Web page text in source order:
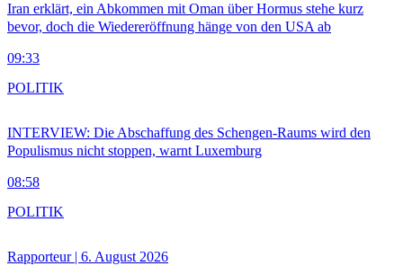
Iran erklärt, ein Abkommen mit Oman über Hormus stehe kurz
bevor, doch die Wiedereröffnung hänge von den USA ab
09:33
INTERVIEW: Die Abschaffung des Schengen-Raums wird den
Populismus nicht stoppen, warnt Luxemburg
08:58
POLITIK
Rapporteur | 6. August 2026
POLITIK